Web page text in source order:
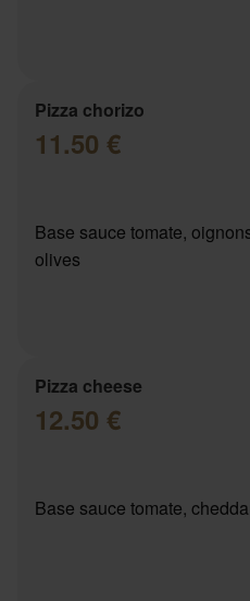
Pizza chorizo
11.50 €
Base sauce tomate,
olives
Pizza cheese
12.50 €
Base sauce tomate,